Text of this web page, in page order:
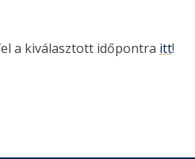
a kiválasztott időpontra itt!